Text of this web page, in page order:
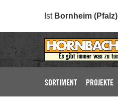
Ist Bornheim (Pfalz)
SORTIMENT PROJEKTE